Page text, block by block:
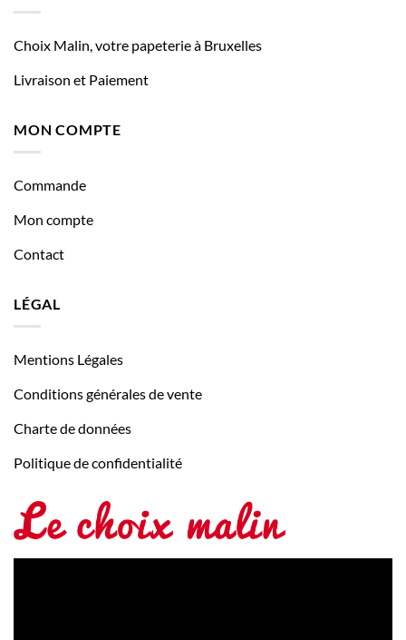
Choix Malin, votre papeterie à Bruxelles
Livraison et Paiement
MON COMPTE
Commande
Mon compte
Contact
LÉGAL
Mentions Légales
Conditions générales de vente
Charte de données
Politique de confidentialité